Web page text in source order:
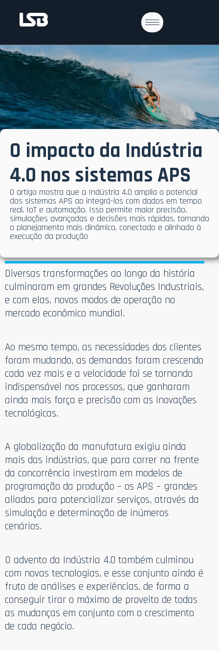
O impacto da Indústria
4.0 nos sistemas APS
O artigo mostra que a Indústria 4.0 amplia o potencial
dos sistemas APS ao integrá-los com dados em tempo
real, IoT e automação. Isso permite maior precisão,
simulações avançadas e decisões mais rápidas, tornando
o planejamento mais dinâmico, conectado e alinhado à
execução da produção
Diversas transformações ao longo da história
culminaram em grandes Revoluções Industriais,
e com elas, novos modos de operação no
mercado econômico mundial.
Ao mesmo tempo, as necessidades dos clientes
foram mudando, as demandas foram crescendo
cada vez mais e a velocidade foi se tornando
indispensável nos processos, que ganharam
ainda mais força e precisão com as inovações
tecnológicas.
A globalização da manufatura exigiu ainda
mais das indústrias, que para correr na frente
da concorrência investiram em modelos de
programação da produção – os APS – grandes
aliados para potencializar serviços, através da
simulação e determinação de inúmeros
cenários.
O advento da Indústria 4.0 também culminou
com novas tecnologias, e esse conjunto ainda é
fruto de análises e experiências, de forma a
conseguir tirar o máximo de proveito de todas
as mudanças em conjunto com o crescimento
de cada negócio.